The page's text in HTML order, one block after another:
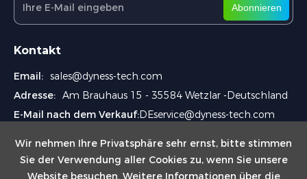
Wir nehmen Ihre Privatsphäre sehr ernst, bitte stimmen
Sie der Verwendung aller Cookies zu, wenn Sie unsere
Website besuchen. Weitere Informationen über die
Abonnieren
Kontakt
Email: sales@dyness-tech.com
Adresse: Am Brauhaus 15 - 35584 Wetzlar -Deutschland
E-Mail nach dem Verkauf:DEservice@dyness-tech.com